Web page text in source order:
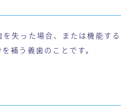
失った場合、または機能す
補う義歯のことです。